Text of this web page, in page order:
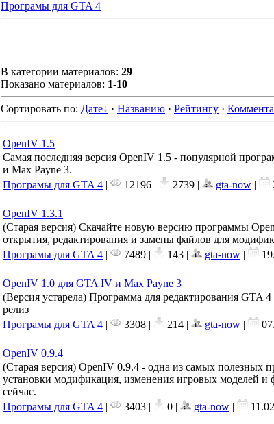
Програмы для GTA 4
В категории материалов: 29
Показано материалов: 1-10
Сортировать по: Дате · Названию · Рейтингу ·
OpenIV 1.5
Самая последняя версия OpenIV 1.5 - популярной
и Max Payne 3.
Програмы для GTA 4 | 12196 | 2739 | gta-now |
OpenIV 1.3.1
(Старая версия) Скачайте новую версию программы
открытия, редактирования и замены файлов для
Програмы для GTA 4 | 7489 | 143 | gta-now |
OpenIV 1.0 для GTA IV и Max Payne 3
(Версия устарела) Программа для редактирования GTA
релиз
Програмы для GTA 4 | 3308 | 214 | gta-now |
OpenIV 0.9.4
(Старая версия) OpenIV 0.9.4 - одна из самых полезных
установки модификация, изменения игровых моделей
сейчас.
Програмы для GTA 4 | 3403 | 0 | gta-now |